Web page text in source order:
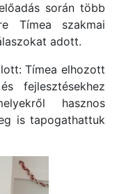
során több
Tímea szakmai
adott.
Tímea elhozott
fejlesztésekhez
hasznos
is tapogathattuk